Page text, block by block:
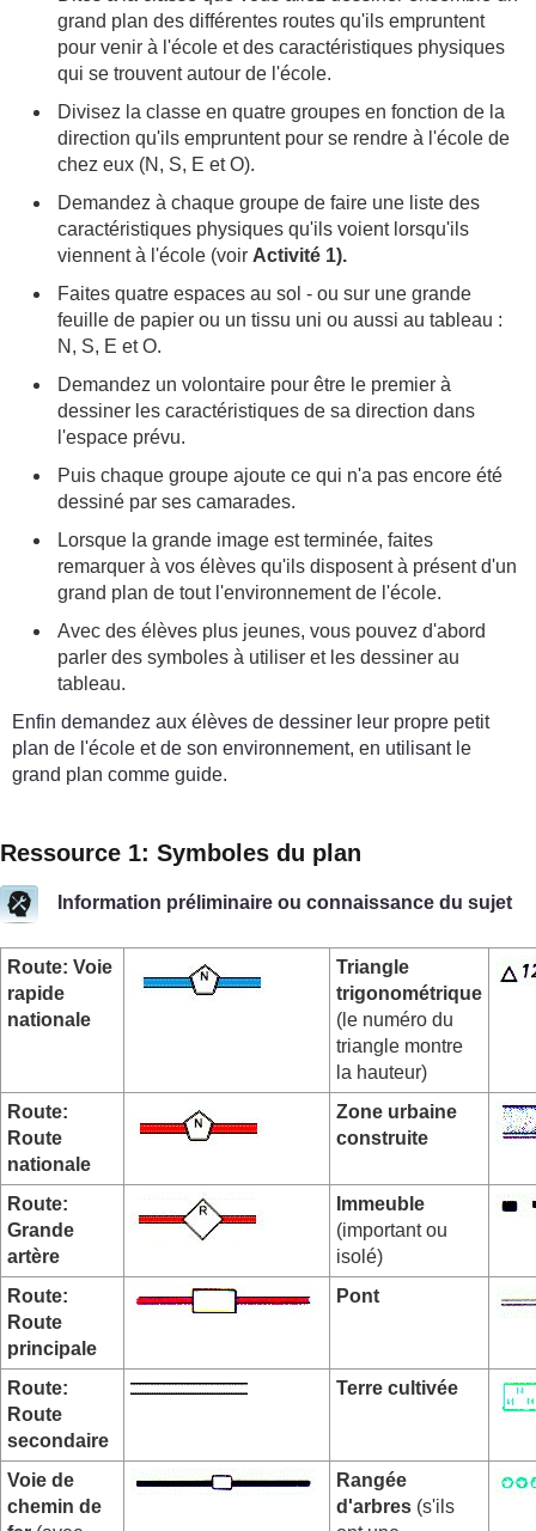
grand plan des différentes routes qu'ils empruntent
pour venir à l'école et des caractéristiques physiques
qui se trouvent autour de l'école.
Divisez la classe en quatre groupes en fonction de la
direction qu'ils empruntent pour se rendre à l'école de
chez eux (N, S, E et O).
Demandez à chaque groupe de faire une liste des
caractéristiques physiques qu'ils voient lorsqu'ils
viennent à l'école (voir Activité 1).
Faites quatre espaces au sol - ou sur une grande
feuille de papier ou un tissu uni ou aussi au tableau :
N, S, E et O.
Demandez un volontaire pour être le premier à
dessiner les caractéristiques de sa direction dans
l'espace prévu.
Puis chaque groupe ajoute ce qui n'a pas encore été
dessiné par ses camarades.
Lorsque la grande image est terminée, faites
remarquer à vos élèves qu'ils disposent à présent d'un
grand plan de tout l'environnement de l'école.
Avec des élèves plus jeunes, vous pouvez d'abord
parler des symboles à utiliser et les dessiner au
tableau.
Enfin demandez aux élèves de dessiner leur propre petit
plan de l'école et de son environnement, en utilisant le
grand plan comme guide.
Ressource 1: Symboles du plan
Information préliminaire ou connaissance du sujet
Route: Voie
rapide
nationale
Triangle
trigonométrique
(le numéro du
triangle montre
la hauteur)
Route:
Route
nationale
Zone urbaine
construite
Route:
Grande
artère
Immeuble
(important ou
isolé)
Route:
Route
principale
Pont
Route:
Route
secondaire
Terre cultivée
Voie de
chemin de
Rangée
d'arbres (s'ils